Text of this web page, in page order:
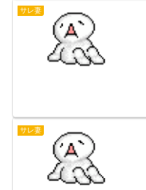
サレ妻
サレ妻